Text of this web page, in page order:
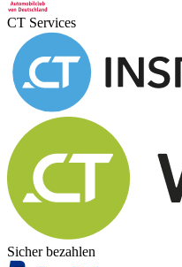
CT Services
Sicher bezahlen